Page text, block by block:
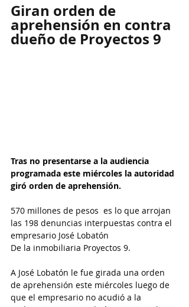
Giran orden de
aprehensión en contra
dueño de Proyectos 9
Tras no presentarse a la audiencia
programada este miércoles la autoridad
giró orden de aprehensión.
570 millones de pesos  es lo que arrojan
las 198 denuncias interpuestas contra el
empresario José Lobatón
De la inmobiliaria Proyectos 9.
A José Lobatón le fue girada una orden
de aprehensión este miércoles luego de
que el empresario no acudió a la